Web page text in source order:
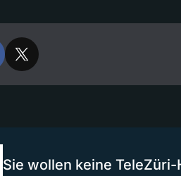
Sie wollen keine